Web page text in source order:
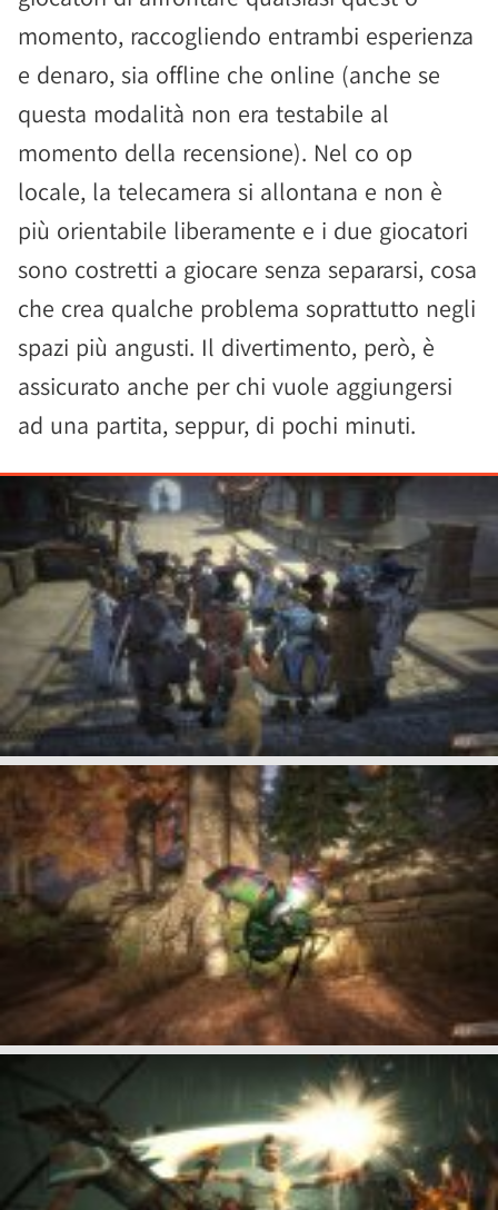
momento, raccogliendo entrambi esperienza
e denaro, sia offline che online (anche se
questa modalità non era testabile al
momento della recensione). Nel co op
locale, la telecamera si allontana e non è
più orientabile liberamente e i due giocatori
sono costretti a giocare senza separarsi, cosa
che crea qualche problema soprattutto negli
spazi più angusti. Il divertimento, però, è
assicurato anche per chi vuole aggiungersi
ad una partita, seppur, di pochi minuti.